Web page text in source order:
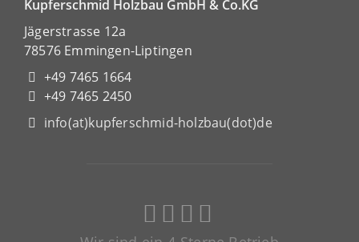
Kupferschmid Holzbau GmbH & Co.KG
Jägerstrasse 12a
78576 Emmingen-Liptingen
+49 7465 1664
+49 7465 2450
info(at)kupferschmid-holzbau(dot)de